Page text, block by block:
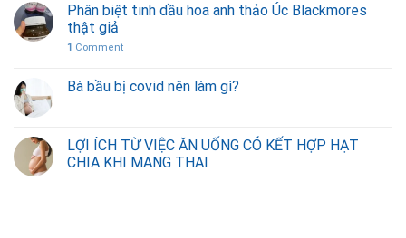
Phân biệt tinh dầu hoa anh thảo Úc Blackmores
thật giả
1 Comment
Bà bầu bị covid nên làm gì?
LỢI ÍCH TỪ VIỆC ĂN UỐNG CÓ KẾT HỢP HẠT
CHIA KHI MANG THAI